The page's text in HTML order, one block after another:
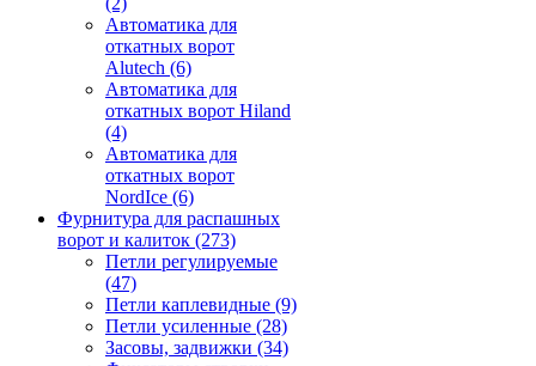
Автоматика для
откатных ворот
Alutech (6)
Автоматика для
откатных ворот Hiland
(4)
Автоматика для
откатных ворот
NordIce (6)
Фурнитура для распашных
ворот и калиток (273)
Петли регулируемые
(47)
Петли каплевидные (9)
Петли усиленные (28)
Засовы, задвижки (34)